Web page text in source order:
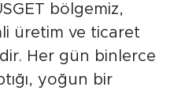
bölgemiz,
üretim ve ticaret
Her gün binlerce
yoğun bir